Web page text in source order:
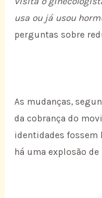
usa ou já usou
perguntas sobre
As mudanças,
da cobrança do
identidades fossem
há uma explosão